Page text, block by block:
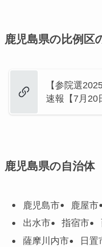
鹿児島県の比例区
【参院選
速報【7月20
鹿児島県の自治体
鹿児島市 鹿屋市
出水市
指宿市
薩摩川内市
日置